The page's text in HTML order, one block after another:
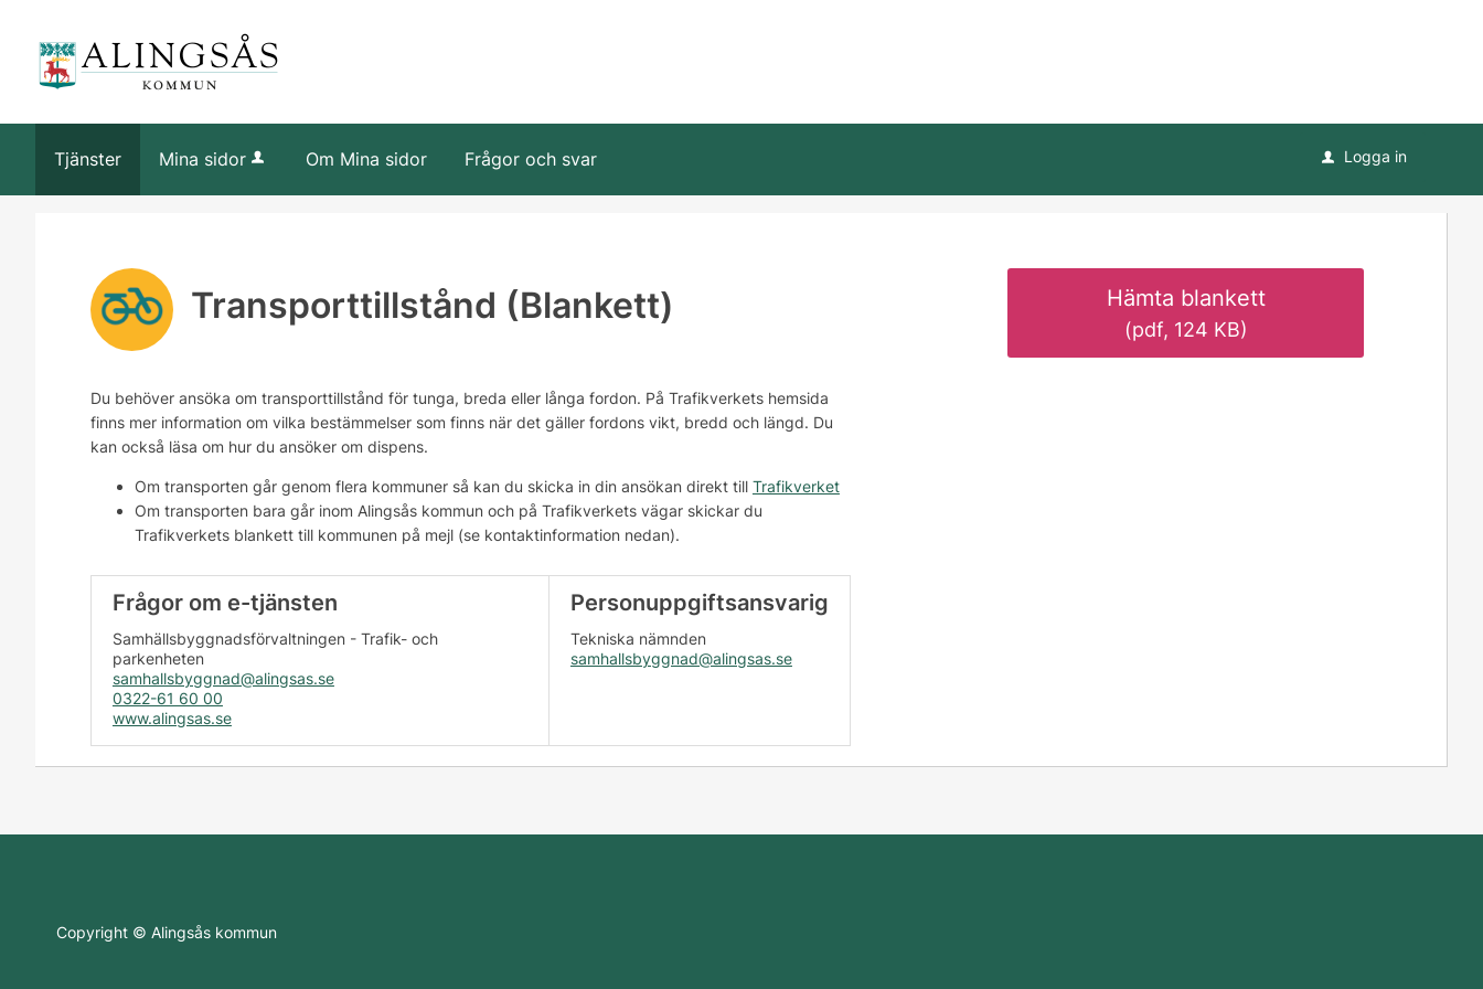
Tjänster Mina sidor Om Mina sidor Frågor och svar u Logga in
Transporttillstånd (Blankett)
Du behöver ansöka om transporttillstånd för tunga, breda eller långa fordon. På Trafikverkets hemsida
finns mer information om vilka bestämmelser som finns när det gäller fordons vikt, bredd och längd. Du
kan också läsa om hur du ansöker om dispens.
Om transporten går genom flera kommuner så kan du skicka in din ansökan direkt till Trafikverket
Om transporten bara går inom Alingsås kommun och på Trafikverkets vägar skickar du
Trafikverkets blankett till kommunen på mejl (se kontaktinformation nedan).
Frågor om e-tjänsten
Samhällsbyggnadsförvaltningen - Trafik- och
parkenheten
samhallsbyggnad@alingsas.se
0322-61 60 00
www.alingsas.se
Personuppgiftsansvarig
Tekniska nämnden
samhallsbyggnad@alingsas.se
Hämta blankett
(pdf, 124 KB)
Copyright © Alingsås kommun